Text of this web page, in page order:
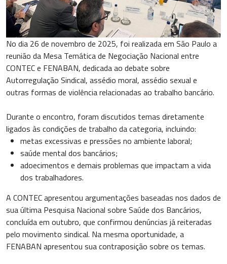
No dia 26 de novembro de 2025, foi realizada em São Paulo a
reunião da Mesa Temática de Negociação Nacional entre
CONTEC e FENABAN, dedicada ao debate sobre
Autorregulação Sindical, assédio moral, assédio sexual e
outras formas de violência relacionadas ao trabalho bancário.
Durante o encontro, foram discutidos temas diretamente
ligados às condições de trabalho da categoria, incluindo:
metas excessivas e pressões no ambiente laboral;
saúde mental dos bancários;
adoecimentos e demais problemas que impactam a vida
dos trabalhadores.
A CONTEC apresentou argumentações baseadas nos dados de
sua última Pesquisa Nacional sobre Saúde dos Bancários,
concluída em outubro, que confirmou denúncias já reiteradas
pelo movimento sindical. Na mesma oportunidade, a
FENABAN apresentou sua contraposição sobre os temas.